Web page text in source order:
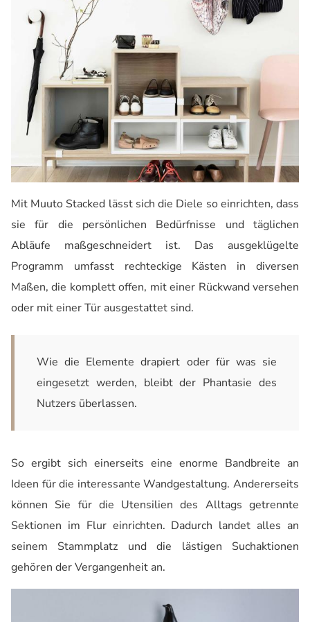
Mit Muuto Stacked lässt sich die Diele so einrichten, dass
sie für die persönlichen Bedürfnisse und täglichen
Abläufe maßgeschneidert ist. Das ausgeklügelte
Programm umfasst rechteckige Kästen in diversen
Maßen, die komplett offen, mit einer Rückwand versehen
oder mit einer Tür ausgestattet sind.
Wie die Elemente drapiert oder für was sie
eingesetzt werden, bleibt der Phantasie des
Nutzers überlassen.
So ergibt sich einerseits eine enorme Bandbreite an
Ideen für die interessante Wandgestaltung. Andererseits
können Sie für die Utensilien des Alltags getrennte
Sektionen im Flur einrichten. Dadurch landet alles an
seinem Stammplatz und die lästigen Suchaktionen
gehören der Vergangenheit an.